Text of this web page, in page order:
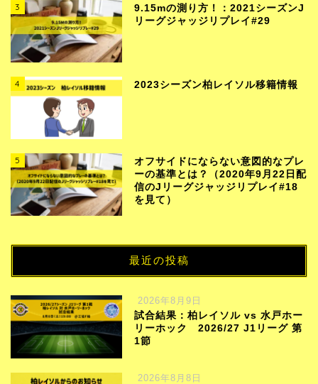
3
9.15mの測り方！：2021シーズンJ
リーグジャッジリプレイ#29
4 2023シーズン柏レイソル移籍情報
5
オフサイドにならない意図的なプレ
ーの基準とは？（2020年9月22日配
信のJリーグジャッジリプレイ#18
を見て）
最近の投稿
2026年8月9日
試合結果：柏レイソル vs 水戸ホー
リーホック 2026/27 J1リーグ 第
1節
2026年8月8日